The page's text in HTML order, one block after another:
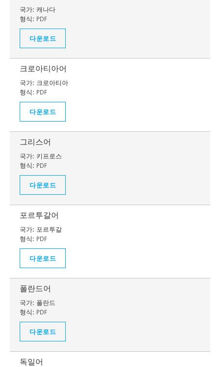
국가: 캐나다
형식: PDF
다운로드
크로아티아어
국가: 크로아티아
형식: PDF
다운로드
그리스어
국가: 키프로스
형식: PDF
다운로드
포르투갈어
국가: 포르투갈
형식: PDF
다운로드
폴란드어
국가: 폴란드
형식: PDF
다운로드
독일어